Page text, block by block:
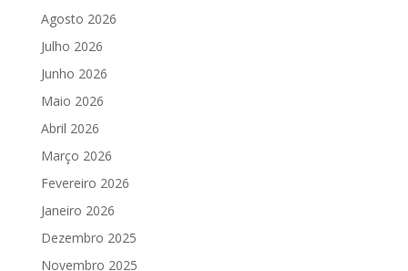
Agosto 2026
Julho 2026
Junho 2026
Maio 2026
Abril 2026
Março 2026
Fevereiro 2026
Janeiro 2026
Dezembro 2025
Novembro 2025